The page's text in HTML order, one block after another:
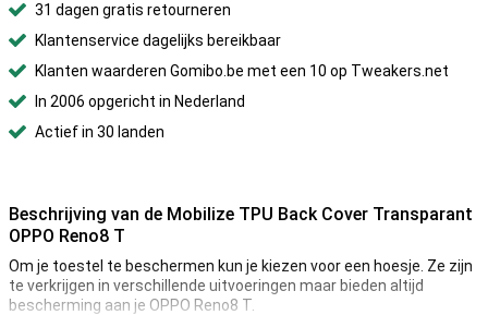
31 dagen gratis retourneren
Klantenservice dagelijks bereikbaar
Klanten waarderen Gomibo.be met een 10 op Tweakers.net
In 2006 opgericht in Nederland
Actief in 30 landen
Beschrijving van de Mobilize TPU Back Cover Transparant
OPPO Reno8 T
Om je toestel te beschermen kun je kiezen voor een hoesje. Ze zijn
te verkrijgen in verschillende uitvoeringen maar bieden altijd
bescherming aan je OPPO Reno8 T.